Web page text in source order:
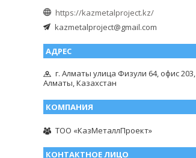
https://kazmetalproject.kz/
kazmetalproject@gmail.com
г. Алматы улица Физули 64, офис 203,
Алматы, Казахстан
ТОО «КазМеталлПроект»